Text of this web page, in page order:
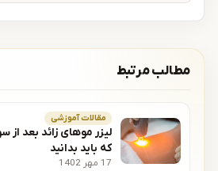
مطالب مرتبط
مقالات آموزشی
لیزر موهای زائد بعد از
که باید بدانید
17 مهر 1402